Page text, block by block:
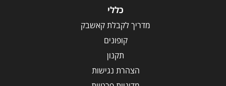
כללי
מדריך לקבלת קאשבק
קופונים
תקנון
הצהרת נגישות